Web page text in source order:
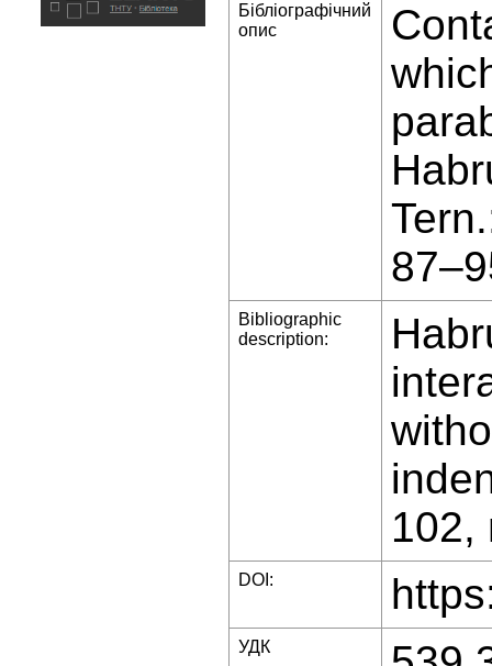
Бібліографічний
опис
Bibliographic
description:
102,
DOI:
УДК